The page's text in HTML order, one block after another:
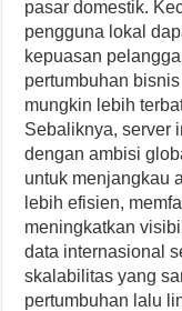
pasar domestik.
pengguna lokal
kepuasan
pertumbuhan
mungkin lebih
Sebaliknya, server
dengan ambisi
untuk menjangkau
lebih efisien,
meningkatkan
data internasional
skalabilitas yang
pertumbuhan lalu